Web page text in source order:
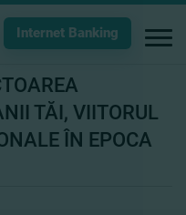
Internet Banking
TĂI, VIITORUL
ÎN EPOCA